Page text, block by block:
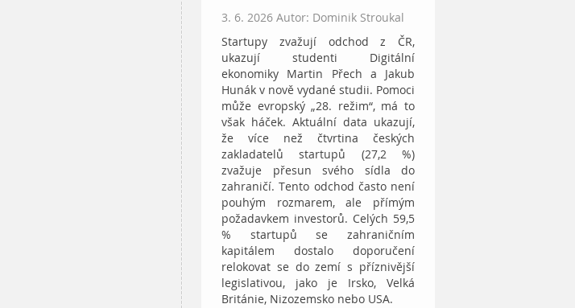
3. 6. 2026 Autor: Dominik Stroukal
Startupy zvažují odchod z ČR,
ukazují studenti Digitální
ekonomiky Martin Přech a Jakub
Hunák v nově vydané studii. Pomoci
může evropský „28. režim“, má to
však háček. Aktuální data ukazují,
že více než čtvrtina českých
zakladatelů startupů (27,2 %)
zvažuje přesun svého sídla do
zahraničí. Tento odchod často není
pouhým rozmarem, ale přímým
požadavkem investorů. Celých 59,5
% startupů se zahraničním
kapitálem dostalo doporučení
relokovat se do zemí s příznivější
legislativou, jako je Irsko, Velká
Británie, Nizozemsko nebo USA.